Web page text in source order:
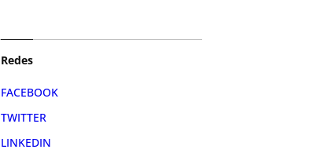
Redes
FACEBOOK
TWITTER
LINKEDIN